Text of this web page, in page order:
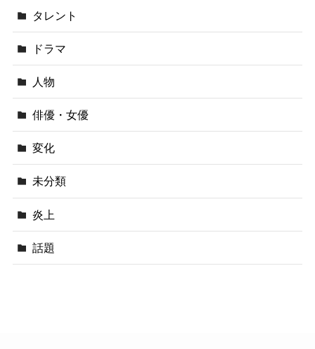
タレント
ドラマ
人物
俳優・女優
変化
未分類
炎上
話題